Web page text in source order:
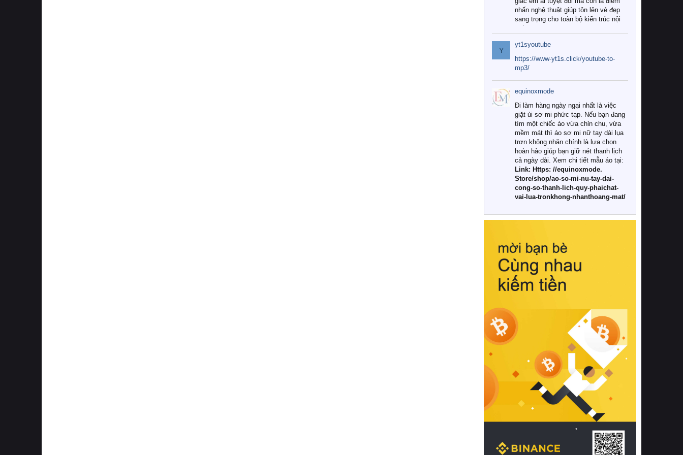
nhấn nghệ thuật giúp tôn lên vẻ đẹp
sang trọng cho toàn bộ kiến trúc nội
Tuy nhiên, giữa thị trường đa dạng
với vô vàn thương hiệu và mẫu mã
như hiện nay, làm thế nào để chọn
được những bộ chăn ga gối đệm cao
cấp thực sự chất lượng, phù hợp với
khí hậu và nhu cầu sử dụng của gia
đình? Hãy cùng chúng tôi đi tìm lời
giải đáp chi tiết qua bài viết dưới đây.
1. Tại sao các gia đình hiện đại lại ưa
chuộng chăn ga gối đệm cao cấp?
Khác với các dòng sản phẩm thông
thường, những bộ chăn ga gối đệm
cao cấp trải qua quy trình sản xuất
nghiêm ngặt từ khâu chọn lọc nguyên
liệu tự nhiên đến công nghệ dệt
nhuộm hiện đại không chứa hóa chất
này, bạn sẽ cảm nhận rõ rệt sự khác
hồi chuẩn xác của phần đệm nâng đỡ
cột sống.
Bên cạnh đó, việc lựa chọn các dòng
sản phẩm đạt chuẩn chất lượng quốc
tế còn giúp ngăn ngừa tình trạng kích
khuẩn và nấm mốc trong điều kiện
thời tiết nóng ẩm. Bạn có thể tìm hiểu
thêm các nghiên cứu khoa học về tác
động của giấc ngủ và môi trường
phòng ngủ đối với sức khỏe con
người tại Sleep Foundation (External
Link) để có cái nhìn toàn diện hơn.
2. Các tiêu chí vàng khi lựa chọn
chăn ga gối đệm cao cấp cho phòng
ngủ
Để sở hữu một bộ chăn ga gối đệm
cao cấp hoàn hảo cả về thẩm mỹ lẫn
công năng, người tiêu dùng cần cân
nhắc kỹ lưỡng các tiêu chí quan trọng
Y
yt1syoutube
https://www-yt1s.click/youtube-to-
mp3/
equinoxmode
Đi làm hàng ngày ngại nhất là việc
giặt ủi sơ mi phức tạp. Nếu bạn đang
tìm một chiếc áo vừa chỉn chu, vừa
mềm mát thì áo sơ mi nữ tay dài lụa
trơn không nhăn chính là lựa chọn
hoàn hảo giúp bạn giữ nét thanh lịch
cả ngày dài. Xem chi tiết mẫu áo tại:
Link: Https: //equinoxmode.
Store/shop/ao-so-mi-nu-tay-dai-
cong-so-thanh-lich-quy-phaichat-
vai-lua-tronkhong-nhanthoang-mat/